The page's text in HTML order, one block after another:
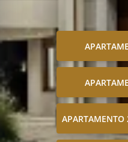
APARTAMENTO